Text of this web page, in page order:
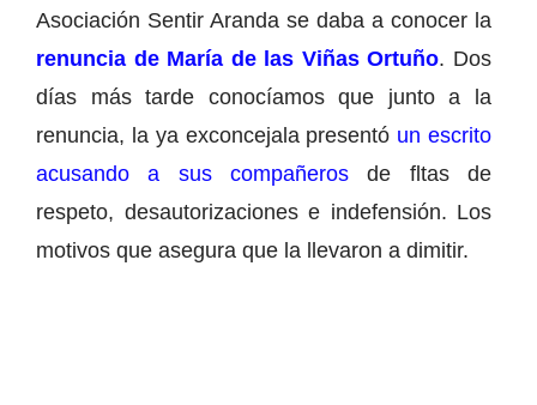
Asociación Sentir Aranda se daba a conocer la
renuncia de María de las Viñas Ortuño. Dos
días más tarde conocíamos que junto a la
renuncia, la ya exconcejala presentó un escrito
acusando a sus compañeros de fltas de
respeto, desautorizaciones e indefensión. Los
motivos que asegura que la llevaron a dimitir.